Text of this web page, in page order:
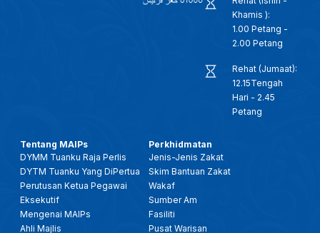
Khamis ):
1.00 Petang -
2.00 Petang
Rehat (Jumaat):
12.15Tengah
Hari - 2.45
Petang
Tentang MAIPs
DYMM Tuanku Raja Perlis
DYTM Tuanku Yang DiPertua
Perutusan Ketua Pegawai
Eksekutif
Mengenai MAIPs
Ahli Majlis
Perkhidmatan
Jenis-Jenis Zakat
Skim Bantuan Zakat
Wakaf
Sumber Am
Fasiliti
Pusat Warisan